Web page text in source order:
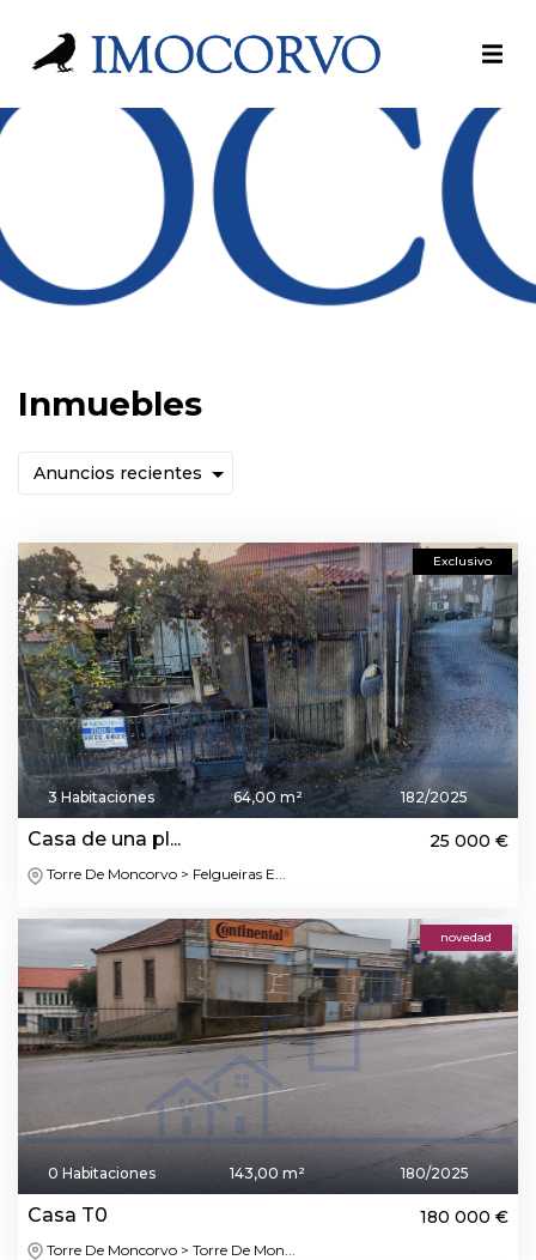
Inmuebles
Exclusivo
3 Habitaciones 64,00 m² 182/2025
Casa de una pl... 25 000 €
Torre De Moncorvo > Felgueiras E...
novedad
0 Habitaciones 143,00 m² 180/2025
Casa T0 180 000 €
Torre De Moncorvo > Torre De Mon...